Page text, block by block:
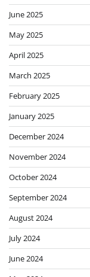
June 2025
May 2025
April 2025
March 2025
February 2025
January 2025
December 2024
November 2024
October 2024
September 2024
August 2024
July 2024
June 2024